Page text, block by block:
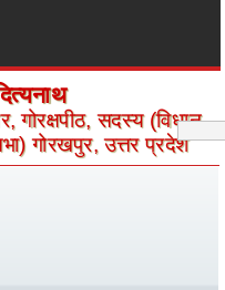
गोरक्षपीठ, सदस्य (विधान
गोरखपुर, उत्तर प्रदेश